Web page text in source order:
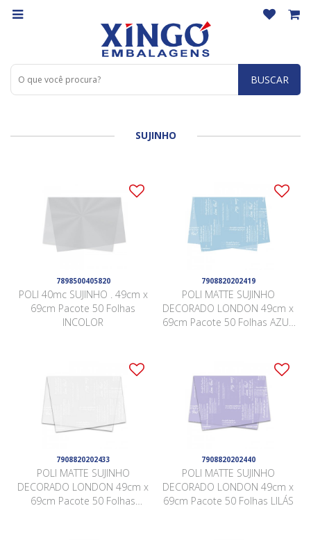
BUSCAR
SUJINHO
7898500405820
POLI 40mc SUJINHO . 49cm x
69cm Pacote 50 Folhas
INCOLOR
7908820202419
POLI MATTE SUJINHO
DECORADO LONDON 49cm x
69cm Pacote 50 Folhas AZUL
7908820202433
POLI MATTE SUJINHO
DECORADO LONDON 49cm x
69cm Pacote 50 Folhas
7908820202440
POLI MATTE SUJINHO
DECORADO LONDON 49cm x
69cm Pacote 50 Folhas LILÁS